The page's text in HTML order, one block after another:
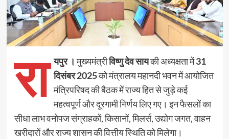
रा यपुर । मुख्यमंत्रीविष्णु देव सायकी अध्यक्षता में31
दिसंबर 2025को मंत्रालय महानदी भवन में आयोजित
मंत्रिपरिषद की बैठक में राज्य हित से जुड़े कई
महत्वपूर्ण और दूरगामी निर्णय लिए गए। इन फैसलों का
सीधा लाभ वनोपज संग्राहकों, किसानों, मिलर्स, उद्योग जगत, वाहन
खरीदारों और राज्य शासन की वित्तीय स्थिति को मिलेगा।